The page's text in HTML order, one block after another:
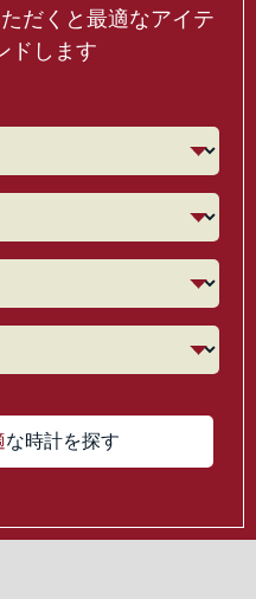
だくと最適なアイテ
ドします
な時計を探す